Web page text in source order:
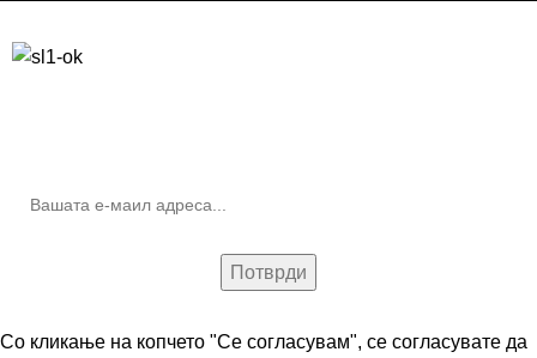
Со кликање на копчето "Се согласувам", се согласувате да